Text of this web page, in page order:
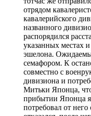
отрядом
кавалерийского
названного
распорядился
указанных местах
эшелона.
семафором. К
совместно с
дивизиона и
Митьки Японца,
прибытии Японца я
потребовал от